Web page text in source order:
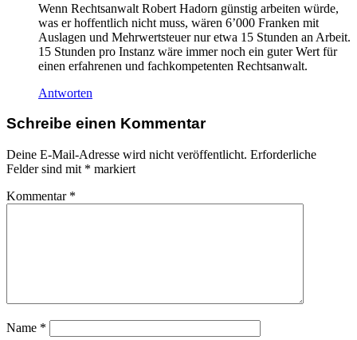
Wenn Rechtsanwalt Robert Hadorn günstig arbeiten würde,
was er hoffentlich nicht muss, wären 6’000 Franken mit
Auslagen und Mehrwertsteuer nur etwa 15 Stunden an Arbeit.
15 Stunden pro Instanz wäre immer noch ein guter Wert für
einen erfahrenen und fachkompetenten Rechtsanwalt.
Antworten
Schreibe einen Kommentar
Deine E-Mail-Adresse wird nicht veröffentlicht. Erforderliche
Felder sind mit * markiert
Kommentar *
Name *